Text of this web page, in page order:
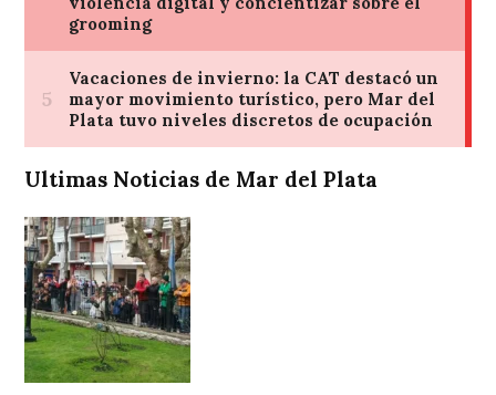
Ultimas Noticias de Mar del Plata